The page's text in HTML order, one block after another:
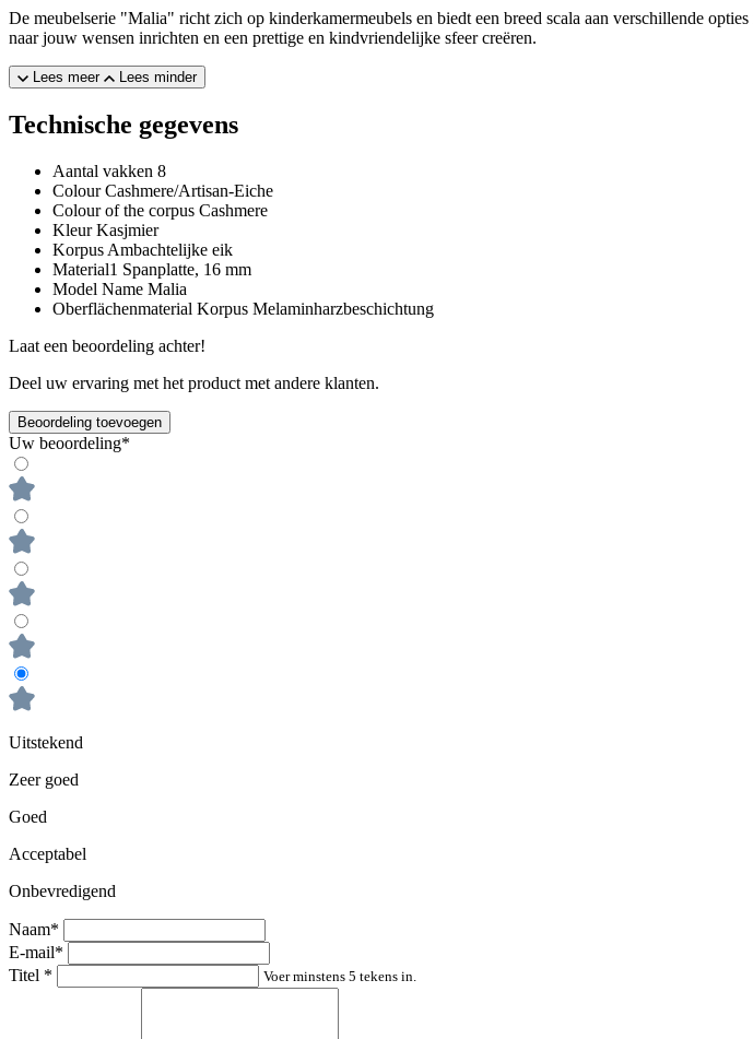
De meubelserie "Malia" richt zich op kinderkamermeubels en biedt een breed scala aan verschillende
naar jouw wensen inrichten en een prettige en kindvriendelijke sfeer creëren.
Lees meer Lees minder
Technische gegevens
Aantal vakken 8
Colour Cashmere/Artisan-Eiche
Colour of the corpus Cashmere
Kleur Kasjmier
Korpus Ambachtelijke eik
Material1 Spanplatte, 16 mm
Model Name Malia
Oberflächenmaterial Korpus Melaminharzbeschichtung
Laat een beoordeling achter!
Deel uw ervaring met het product met andere klanten.
Beoordeling toevoegen
Uw beoordeling*
Uitstekend
Zeer goed
Goed
Acceptabel
Onbevredigend
Naam*
E-mail*
Titel * Voer minstens 5 tekens in.